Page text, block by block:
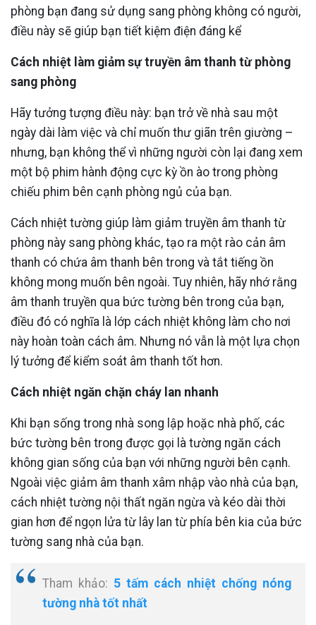
phòng bạn đang sử dụng sang phòng không có người,
điều này sẽ giúp bạn tiết kiệm điện đáng kể
Cách nhiệt làm giảm sự truyền âm thanh từ phòng
sang phòng
Hãy tưởng tượng điều này: bạn trở về nhà sau một
ngày dài làm việc và chỉ muốn thư giãn trên giường –
nhưng, bạn không thể vì những người còn lại đang xem
một bộ phim hành động cực kỳ ồn ào trong phòng
chiếu phim bên cạnh phòng ngủ của bạn.
Cách nhiệt tường giúp làm giảm truyền âm thanh từ
phòng này sang phòng khác, tạo ra một rào cản âm
thanh có chứa âm thanh bên trong và tắt tiếng ồn
không mong muốn bên ngoài. Tuy nhiên, hãy nhớ rằng
âm thanh truyền qua bức tường bên trong của bạn,
điều đó có nghĩa là lớp cách nhiệt không làm cho nơi
này hoàn toàn cách âm. Nhưng nó vẫn là một lựa chọn
lý tưởng để kiểm soát âm thanh tốt hơn.
Cách nhiệt ngăn chặn cháy lan nhanh
Khi bạn sống trong nhà song lập hoặc nhà phố, các
bức tường bên trong được gọi là tường ngăn cách
không gian sống của bạn với những người bên cạnh.
Ngoài việc giảm âm thanh xâm nhập vào nhà của bạn,
cách nhiệt tường nội thất ngăn ngừa và kéo dài thời
gian hơn để ngọn lửa từ lây lan từ phía bên kia của bức
tường sang nhà của bạn.
Tham khảo: 5 tấm cách nhiệt chống nóng
tường nhà tốt nhất